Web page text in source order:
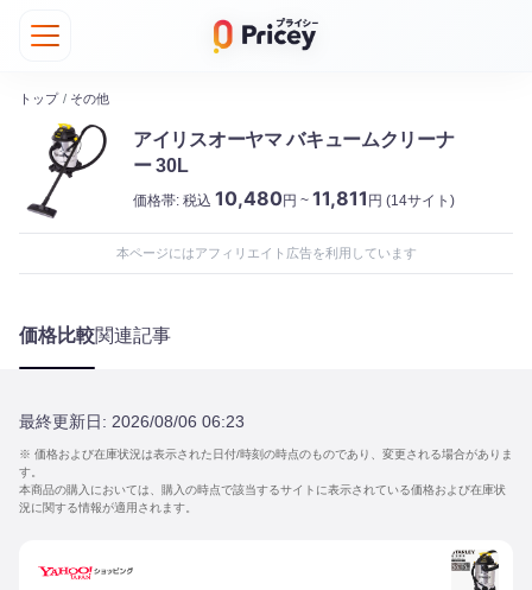
トップ / その他
アイリスオーヤマ バキュームクリーナ
ー 30L
価格帯: 税込 10,480円 ~ 11,811 円 (14サイト)
本ページにはアフィリエイト広告を利用しています
価格比較関連記事
最終更新日: 2026/08/06 06:23
※ 価格および在庫状況は表示された日付/時刻の時点のものであり、変更される場合がありま
す。
本商品の購入においては、購入の時点で該当するサイトに表示されている価格および在庫状
況に関する情報が適用されます。